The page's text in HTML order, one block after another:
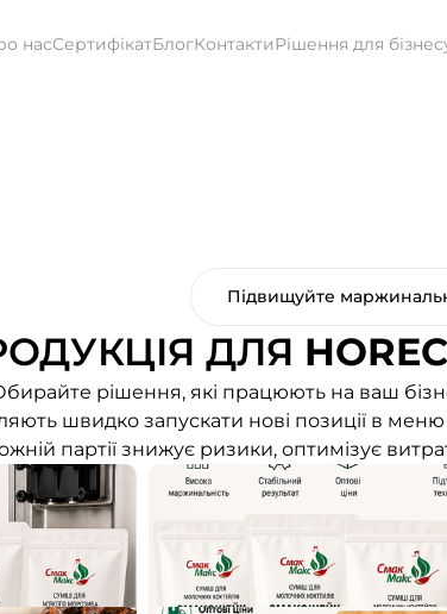
насСертифікатБлогКонтактиРішення для
Підвищуйте
ДЛЯ
рішення, які працюють на ваш
швидко запускати нові позиції в
партії знижує ризики, оптимізує